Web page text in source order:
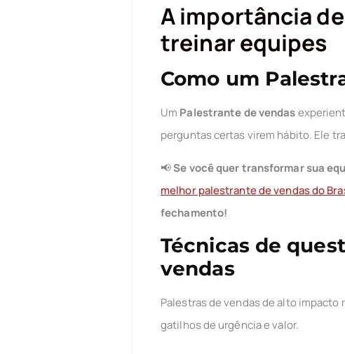
A importância
treinar equipes
Como um
Um Palestrante de vendas
perguntas certas virem hábito. Ele
📢Se você quer transformar sua
melhor palestrante de vendas do
fechamento!
Técnicas de
vendas
Palestras de vendas de alto impacto
gatilhos de urgência e valor.